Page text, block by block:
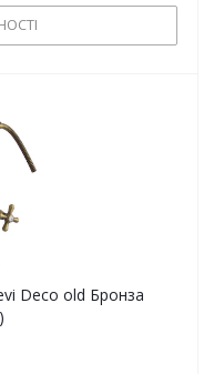
Deco old Бронза